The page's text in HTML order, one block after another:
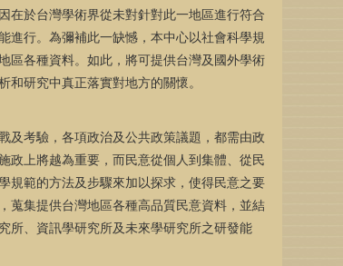
在於台灣學術界從未對針對此一地區進行符合
進行。為彌補此一缺憾，本中心以社會科學規
區各種資料。如此，將可提供台灣及國外學術
和研究中真正落實對地方的關懷。
及考驗，各項政治及公共政策議題，都需由政
政上將越為重要，而民意從個人到集體、從民
規範的方法及步驟來加以探求，使得民意之要
蒐集提供台灣地區各種高品質民意資料，並結
所、資訊學研究所及未來學研究所之研發能